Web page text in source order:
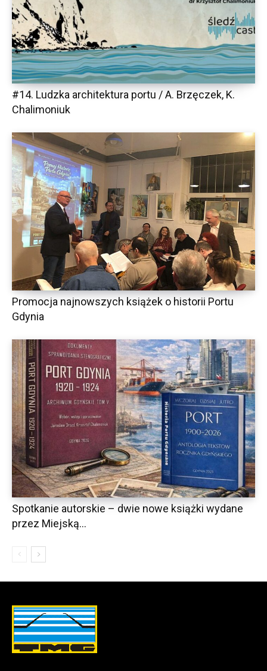
#14. Ludzka architektura portu / A. Brzęczek, K.
Chalimoniuk
Promocja najnowszych książek o historii Portu
Gdynia
Spotkanie autorskie – dwie nowe książki wydane
przez Miejską...